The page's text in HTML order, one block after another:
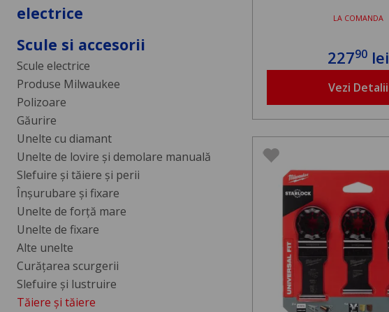
electrice
Scule si accesorii
Scule electrice
Produse Milwaukee
Polizoare
Găurire
Unelte cu diamant
Unelte de lovire și demolare manuală
Slefuire și tăiere și perii
Înșurubare și fixare
Unelte de forță mare
Unelte de fixare
Alte unelte
Curăţarea scurgerii
Slefuire şi lustruire
Tăiere şi tăiere
LA COMANDA
22790 lei
Vezi Detalii